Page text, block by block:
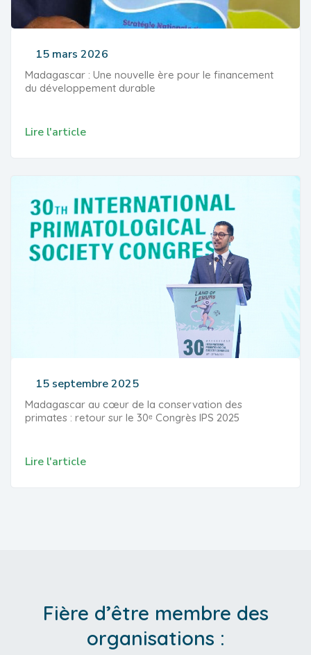
15 mars 2026
Madagascar : Une nouvelle ère pour le financement
du développement durable
Lire l'article
15 septembre 2025
Madagascar au cœur de la conservation des
primates : retour sur le 30ᵉ Congrès IPS 2025
Lire l'article
Fière d’être membre des
organisations :